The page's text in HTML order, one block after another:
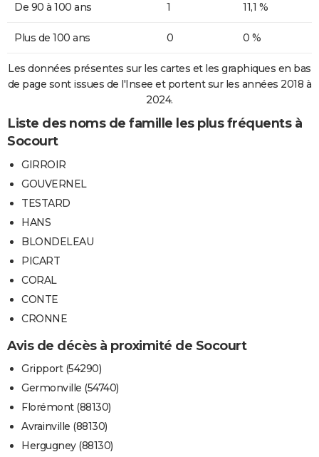
De 90 à 100 ans 1 11,1 %
Plus de 100 ans 0 0 %
Les données présentes sur les cartes et les graphiques en bas
de page sont issues de l'Insee et portent sur les années 2018 à
2024.
Liste des noms de famille les plus fréquents à
Socourt
GIRROIR
GOUVERNEL
TESTARD
HANS
BLONDELEAU
PICART
CORAL
CONTE
CRONNE
Avis de décès à proximité de Socourt
Gripport (54290)
Germonville (54740)
Florémont (88130)
Avrainville (88130)
Hergugney (88130)